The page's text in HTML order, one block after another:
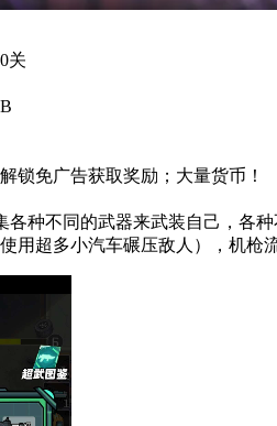
关
锁免广告获取奖励；大量货币！
各种不同的武器来武装自己，各
用超多小汽车碾压敌人），机枪